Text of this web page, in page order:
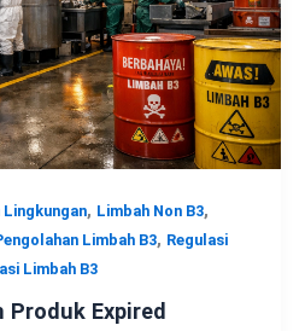
Lingkungan, Limbah Non B3,
Limbah B3, Regulasi
Limbah B3
Produk Expired